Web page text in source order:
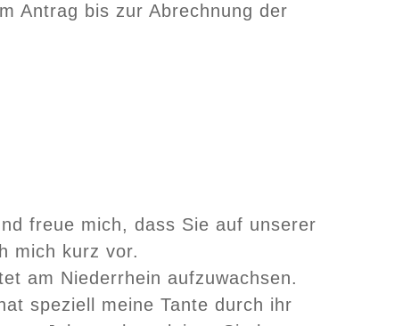
Antrag bis zur Abrechnung der
freue mich, dass Sie auf unserer
mich kurz vor.
am Niederrhein aufzuwachsen.
speziell meine Tante durch ihr